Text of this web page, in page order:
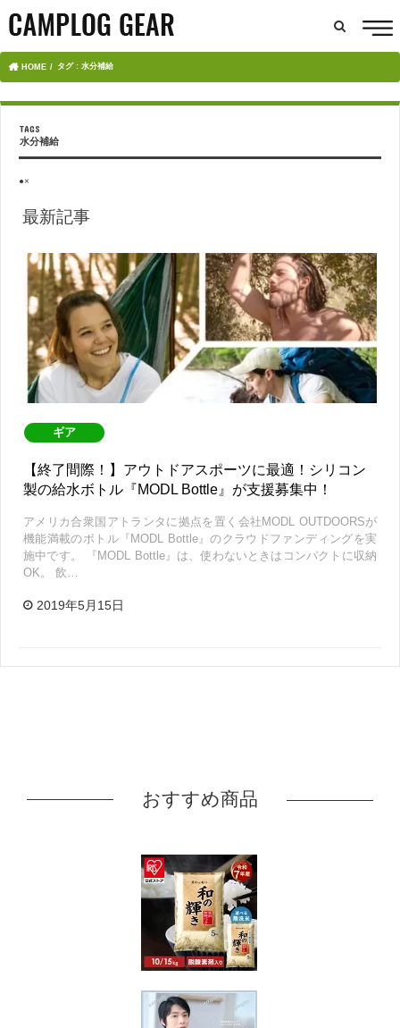
HOME タグ : 水分補給
水分補給
●×
最新記事
ギア
【終了間際！】アウトドアスポーツに最適！シリコン
製の給水ボトル『MODL Bottle』が支援募集中！
アメリカ合衆国アトランタに拠点を置く会社MODL OUTDOORSが
機能満載のボトル『MODL Bottle』のクラウドファンディングを実
施中です。 『MODL Bottle』は、使わないときはコンパクトに収納
OK。 飲…
2019年5月15日
おすすめ商品